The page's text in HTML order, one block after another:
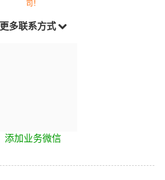
司！
更多联系方式
添加业务微信